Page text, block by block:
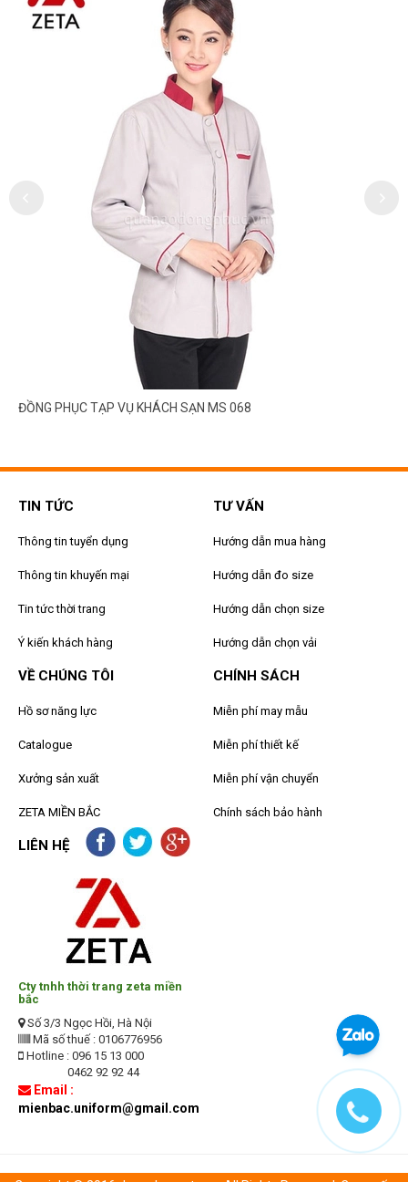
ĐỒNG PHỤC TẠP VỤ KHÁCH SẠN MS 068
TIN TỨC
Thông tin tuyển dụng
Thông tin khuyến mại
Tin tức thời trang
Ý kiến khách hàng
TƯ VẤN
Hướng dẫn mua hàng
Hướng dẫn đo size
Hướng dẫn chọn size
Hướng dẫn chọn vải
VỀ CHÚNG TÔI
Hồ sơ năng lực
Catalogue
Xưởng sản xuất
ZETA MIỀN BẮC
CHÍNH SÁCH
Miễn phí may mẫu
Miễn phí thiết kế
Miễn phí vận chuyển
Chính sách bảo hành
LIÊN HỆ
Cty tnhh thời trang zeta miền
bắc
Số 3/3 Ngọc Hồi, Hà Nội
Mã số thuế : 0106776956
Hotline : 096 15 13 000
0462 92 92 44
Email :
mienbac.uniform@gmail.com